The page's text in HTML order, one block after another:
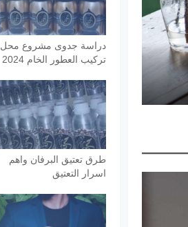
دراسة جدوى مشروع محل
تركيب العطور الخام 2024
طرق تعتيق البرفان واهم
اسرار التعتيق